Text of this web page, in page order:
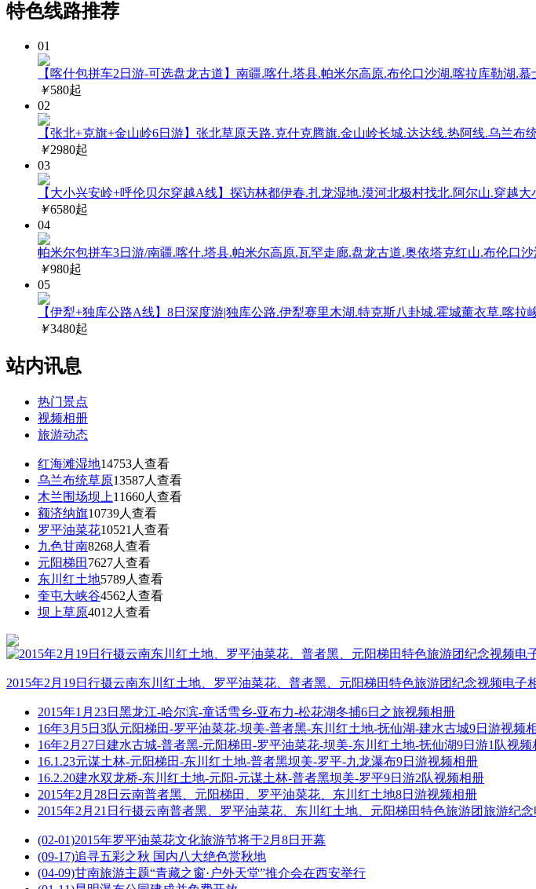
特色线路推荐
01
【喀什包拼车2日游-可选盘龙古道】南疆.喀什.塔县.帕米尔高原.布伦口沙湖.喀拉库勒湖.
￥580起
02
【张北+克旗+金山岭6日游】张北草原天路.克什克腾旗.金山岭长城.达达线.热阿线.乌兰
￥2980起
03
【大小兴安岭+呼伦贝尔穿越A线】探访林都伊春.扎龙湿地.漠河北极村找北.阿尔山.穿越
￥6580起
04
帕米尔包拼车3日游/南疆.喀什.塔县.帕米尔高原.瓦罕走廊.盘龙古道.奥依塔克红山.布伦口
￥980起
05
【伊犁+独库公路A线】8日深度游|独库公路.伊犁赛里木湖.特克斯八卦城.霍城薰衣草.喀拉
￥3480起
站内讯息
热门景点
视频相册
旅游动态
红海滩湿地14753人查看
乌兰布统草原13587人查看
木兰围场坝上11660人查看
额济纳旗10739人查看
罗平油菜花10521 人查看
九色甘南8268人查看
元阳梯田 7627人查看
东川红土地5789人查看
奎屯大峡谷4562 人查看
坝上草原4012 人查看
2015年2月19日行摄云南东川红土地、罗平油菜花、普者黑、元阳梯田特色旅游团纪念视频电子
2015年1月23日黑龙江-哈尔滨-童话雪乡-亚布力-松花湖冬捕6日之旅视频相册
16年3月5日3队元阳梯田-罗平油菜花-坝美-普者黑-东川红土地-抚仙湖-建水古城9日游视频
16年2月27日建水古城-普者黑-元阳梯田-罗平油菜花-坝美-东川红土地-抚仙湖9日游1队视频
16.1.23元谋土林-元阳梯田-东川红土地-普者黑坝美-罗平-九龙瀑布9日游视频相册
16.2.20建水双龙桥-东川红土地-元阳-元谋土林-普者黑坝美-罗平9日游2队视频相册
2015年2月28日云南普者黑、元阳梯田、罗平油菜花、东川红土地8日游视频相册
2015年2月21日行摄云南普者黑、罗平油菜花、东川红土地、元阳梯田特色旅游团旅游纪
(02-01)2015年罗平油菜花文化旅游节将于2月8日开幕
(09-17)追寻五彩之秋 国内八大绝色赏秋地
(04-09)甘南旅游主题“青藏之窗·户外天堂”推介会在西安举行